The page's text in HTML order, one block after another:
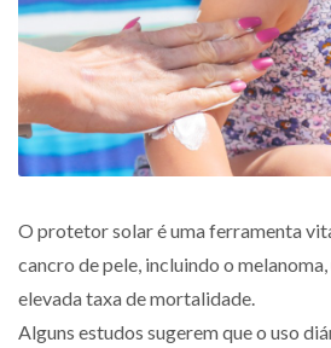
O protetor solar é uma ferramenta
cancro de pele, incluindo o
elevada taxa de mortalidade.
Alguns estudos sugerem que o uso